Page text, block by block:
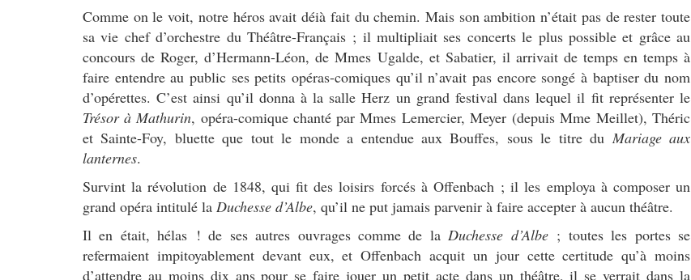
Comme on le voit, notre héros avait déià fait du chemin. Mais son ambition n’était pas de rester toute
sa vie chef d’orchestre du Théâtre-Français ; il multipliait ses concerts le plus possible et grâce au
concours de Roger, d’Hermann-Léon, de Mmes Ugalde, et Sabatier, il arrivait de temps en temps à
faire entendre au public ses petits opéras-comiques qu’il n’avait pas encore songé à baptiser du nom
d’opérettes. C’est ainsi qu’il donna à la salle Herz un grand festival dans lequel il fit représenter le
Trésor à Mathurin, opéra-comique chanté par Mmes Lemercier, Meyer (depuis Mme Meillet), Théric
et Sainte-Foy, bluette que tout le monde a entendue aux Bouffes, sous le titre du Mariage aux
lanternes.
Survint la révolution de 1848, qui fit des loisirs forcés à Offenbach ; il les employa à composer un
grand opéra intitulé la Duchesse d’Albe, qu’il ne put jamais parvenir à faire accepter à aucun théâtre.
Il en était, hélas ! de ses autres ouvrages comme de laDuchesse d’Albe; toutes les portes se
refermaient impitoyablement devant eux, et Offenbach acquit un jour cette certitude qu’à moins
d’attendre au moins dix ans pour se faire jouer un petit acte dans un théâtre, il se verrait dans la